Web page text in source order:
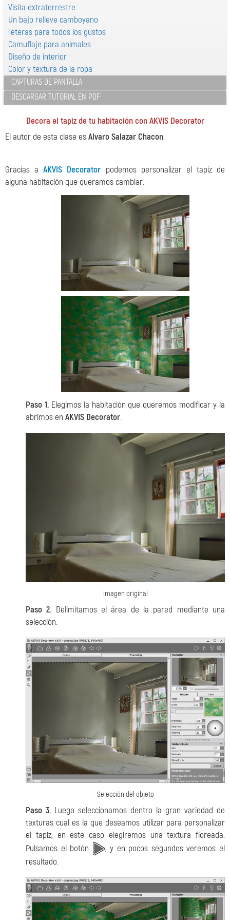
Visita extraterrestre
Un bajo relieve camboyano
Teteras para todos los gustos
Camuflaje para animales
Diseño de interior
Color y textura de la ropa
CAPTURAS DE PANTALLA
DESCARGAR TUTORIAL EN PDF
Decora el tapiz de tu habitación con AKVIS Decorator
El autor de esta clase esAlvaro Salazar Chacon.
Gracias aAKVIS Decorator podemos personalizar el tapiz de
alguna habitación que queramos cambiar.
Paso 1.Elegimos la habitación que queremos modificar y la
abrimos en AKVIS Decorator.
Imagen original
Paso 2. Delimitamos el área de la pared mediante una
selección.
Selección del objeto
Paso 3. Luego seleccionamos dentro la gran variedad de
texturas cual es la que deseamos utilizar para personalizar
el tapiz, en este caso elegiremos una textura floreada.
Pulsamos el botón
, y en pocos segundos veremos el
resultado.